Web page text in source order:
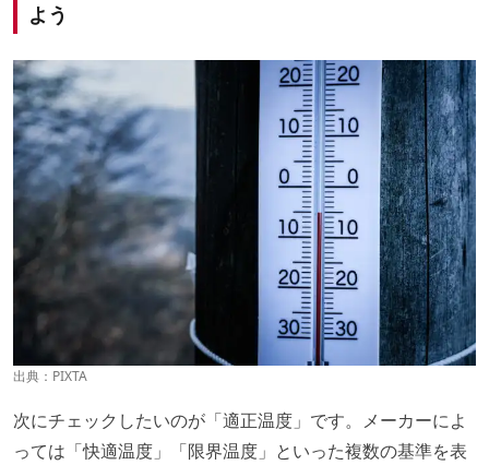
よう
出典：PIXTA
次にチェックしたいのが「適正温度」です。メーカーによ
っては「快適温度」「限界温度」といった複数の基準を表